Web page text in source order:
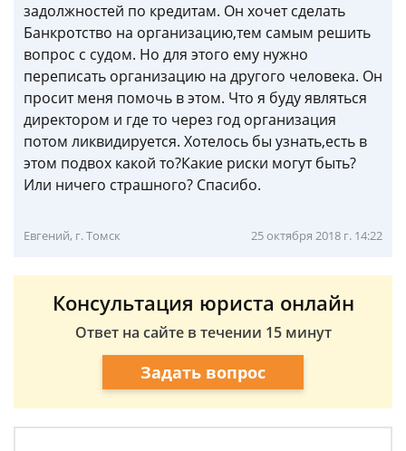
задолжностей по кредитам. Он хочет сделать
Банкротство на организацию,тем самым решить
вопрос с судом. Но для этого ему нужно
переписать организацию на другого человека. Он
просит меня помочь в этом. Что я буду являться
директором и где то через год организация
потом ликвидируется. Хотелось бы узнать,есть в
этом подвох какой то?Какие риски могут быть?
Или ничего страшного? Спасибо.
Евгений, г. Томск 25 октября 2018 г. 14:22
Консультация юриста онлайн
Ответ на сайте в течении 15 минут
Задать вопрос